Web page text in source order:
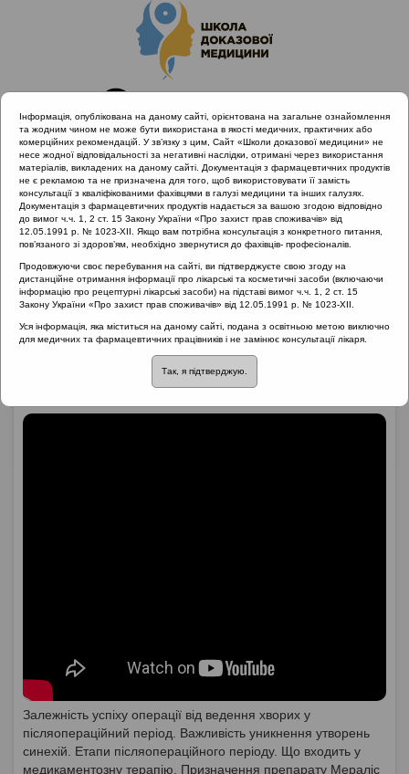
Головна
Матеріали за МКХ-11
12 Хвороби органів дихання
Ведення хворих у післяопераційний період
Ведення хворих у
післяопераційний
Залежність успіху операції від ведення хворих у
післяопераційний період. Важливість уникнення утворень
синехій. Етапи післяопераційного періоду. Що входить у
медикаментозну терапію. Призначення препарату Мераліс
Інформація, опублікована на даному сайті, орієнтована на загальне ознайомлення
та жодним чином не може бути використана в якості медичних, практичних або
комерційних рекомендацій. У зв’язку з цим, Сайт «Школи доказової медицини» не
несе жодної відповідальності за негативні наслідки, отримані через використання
матеріалів, викладених на даному сайті. Документація з фармацевтичних продуктів
не є рекламою та не призначена для того, щоб використовувати її замість
консультації з кваліфікованими фахівцями в галузі медицини та інших галузях.
Документація з фармацевтичних продуктів надається за вашою згодою відповідно
до вимог ч.ч. 1, 2 ст. 15 Закону України «Про захист прав споживачів» від
12.05.1991 р. № 1023-XII. Якщо вам потрібна консультація з конкретного питання,
пов’язаного зі здоров’ям, необхідно звернутися до фахівців- професіоналів.
Продовжуючи своє перебування на сайті, ви підтверджуєте свою згоду на
дистанційне отримання інформації про лікарські та косметичні засоби (включаючи
інформацію про рецептурні лікарські засоби) на підставі вимог ч.ч. 1, 2 ст. 15
Закону України «Про захист прав споживачів» від 12.05.1991 р. № 1023-XII.
Уся інформація, яка міститься на даному сайті, подана з освітньою метою виключно
для медичних та фармацевтичних працівників і не замінює консультації лікаря.
Так, я підтверджую.